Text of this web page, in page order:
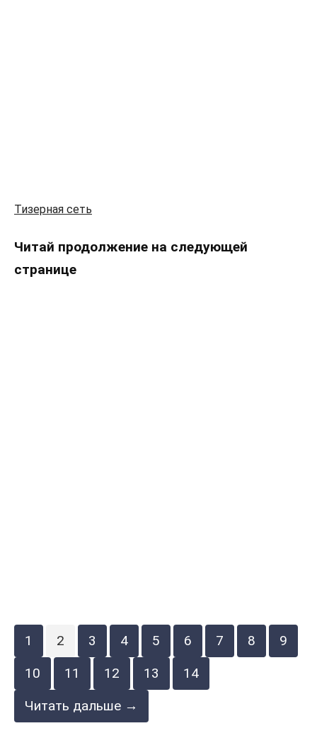
Тизерная сеть
Читай продолжение на следующей
странице
1 2 3 4 5 6 7 8
9
10
11 12 13
14
Читать дальше →